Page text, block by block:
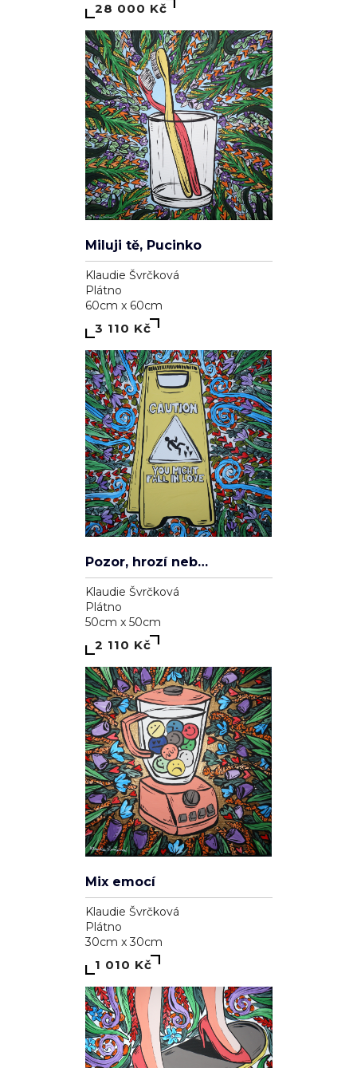
28 000 Kč
Miluji tě, Pucinko
Klaudie Švrčková
Plátno
60cm x 60cm
3 110 Kč
Pozor, hrozí nebezpečí zamilování se
Klaudie Švrčková
Plátno
50cm x 50cm
2 110 Kč
Mix emocí
Klaudie Švrčková
Plátno
30cm x 30cm
1 010 Kč